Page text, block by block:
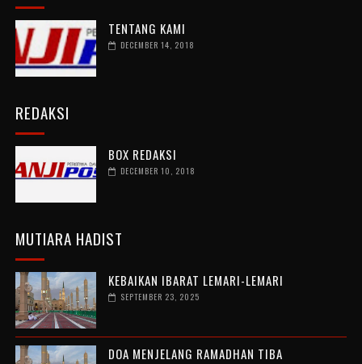
TENTANG KAMI
DECEMBER 14, 2018
REDAKSI
BOX REDAKSI
DECEMBER 10, 2018
MUTIARA HADIST
KEBAIKAN IBARAT LEMARI-LEMARI
SEPTEMBER 23, 2025
DOA MENJELANG RAMADHAN TIBA